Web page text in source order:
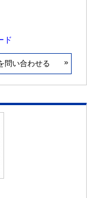
ド
問い合わせる »